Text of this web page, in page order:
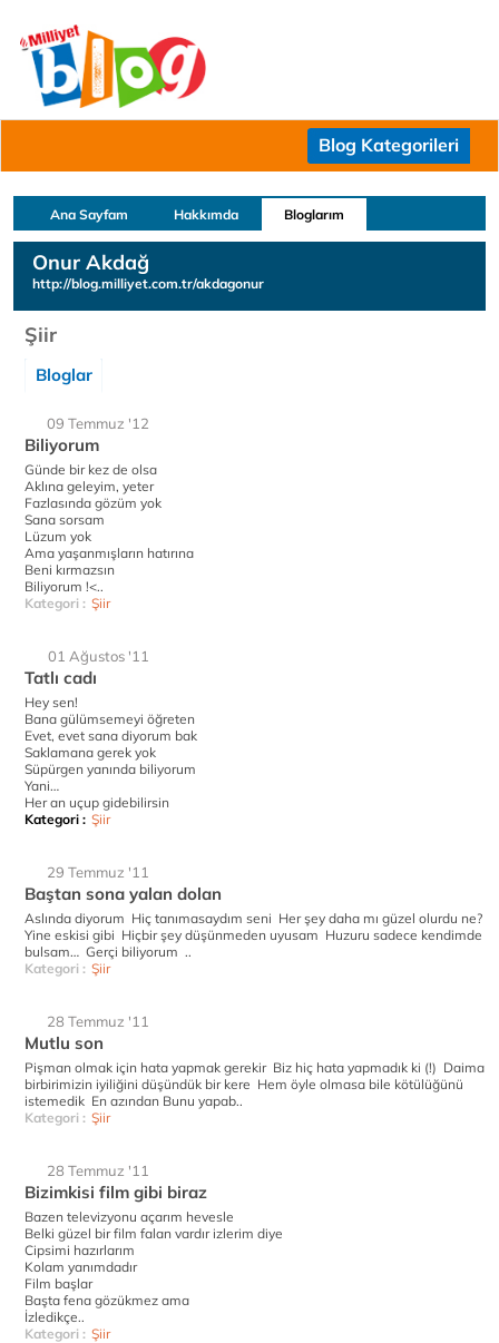
Blog Kategorileri
Ana Sayfam Hakkımda Bloglarım
Onur Akdağ
http://blog.milliyet.com.tr/akdagonur
Şiir
Bloglar
09 Temmuz '12
Biliyorum
Günde bir kez de olsa
Aklına geleyim, yeter
Fazlasında gözüm yok
Sana sorsam
Lüzum yok
Ama yaşanmışların hatırına
Beni kırmazsın
Biliyorum !<..
Kategori : Şiir
01 Ağustos '11
Tatlı cadı
Hey sen!
Bana gülümsemeyi öğreten
Evet, evet sana diyorum bak
Saklamana gerek yok
Süpürgen yanında biliyorum
Yani…
Her an uçup gidebilirsin
Kategori : Şiir
29 Temmuz '11
Baştan sona yalan dolan
Aslında diyorum Hiç tanımasaydım seni Her şey daha mı güzel olurdu ne?
Yine eskisi gibi Hiçbir şey düşünmeden uyusam Huzuru sadece kendimde
bulsam… Gerçi biliyorum ..
Kategori : Şiir
28 Temmuz '11
Mutlu son
Pişman olmak için hata yapmak gerekir Biz hiç hata yapmadık ki (!) Daima
birbirimizin iyiliğini düşündük bir kere Hem öyle olmasa bile kötülüğünü
istemedik En azından Bunu yapab..
Kategori : Şiir
28 Temmuz '11
Bizimkisi film gibi biraz
Bazen televizyonu açarım hevesle
Belki güzel bir film falan vardır izlerim diye
Cipsimi hazırlarım
Kolam yanımdadır
Film başlar
Başta fena gözükmez ama
İzledikçe..
Kategori : Şiir